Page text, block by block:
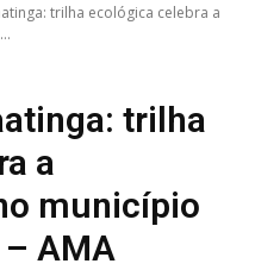
trilha ecológica celebra a
trilha
a
município
AMA